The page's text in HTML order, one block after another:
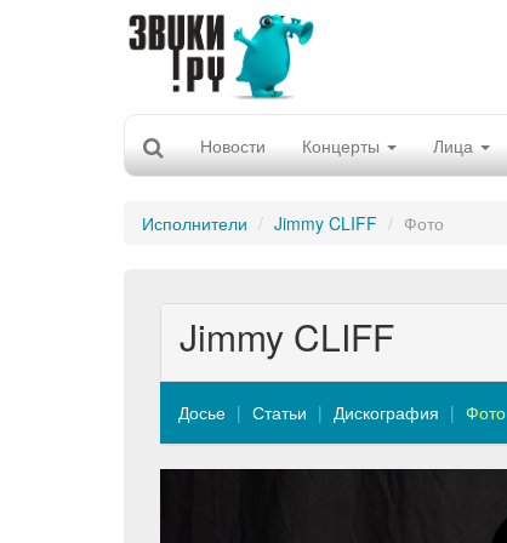
Новости Концерты Лица
Исполнители Jimmy CLIFF Фото
Jimmy CLIFF
Досье Статьи Дискография Фото